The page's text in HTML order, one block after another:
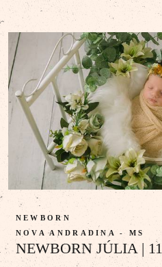
NEWBORN JÚLIA |
NEWBORN
NOVA ANDRADINA - MS